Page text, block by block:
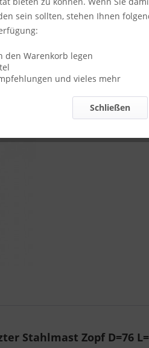
Stahlmast Zopf D=76
sein sollten, stehen Ihnen
den Warenkorb legen
und vieles mehr
Schließen